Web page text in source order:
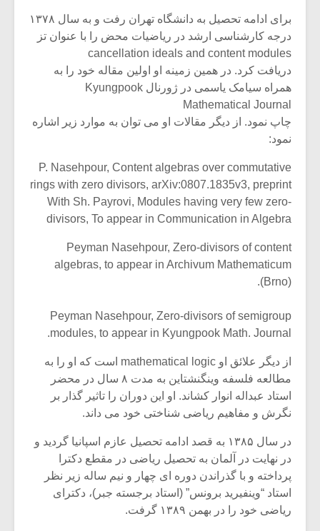
برای ادامه تحصیل به دانشگاه تهران رفت و به سال ۱۳۷۸
درجه کارشناسی ارشد در ریاضیات محض را با عنوان تز
cancellation ideals and content modules
دریافت کرد. در همین زمینه او اولین مقاله خود را به
همراه سیامک یاسمی در ژورنال Kyungpook
Mathematical Journal
چاپ نمود. از دیگر مقالات او می توان به موارد زیر اشاره
نمود:
P. Nasehpour, Content algebras over commutative
rings with zero divisors, arXiv:0807.1835v3, preprint
With Sh. Payrovi, Modules having very few zero-
divisors, To appear in Communication in Algebra
Peyman Nasehpour, Zero-divisors of content
algebras, to appear in Archivum Mathematicum
(Brno).
Peyman Nasehpour, Zero-divisors of semigroup
modules, to appear in Kyungpook Math. Journal.
از دیگر علائق او mathematical logic است که او را به
مطالعه فلسفه وینگنشتاین به مدت ۸ سال در محضر
استاد عبداله انوار کشاند. او این دوران را تاثیر گذار بر
نگرش و مفاهیم ریاضی شناختی خود می داند.
در سال ۱۳۸۵ به قصد ادامه تحصیل عازم اسپانیا گردید و
در نهایت در آلمان به تحصیل ریاضی در مقطع دکترا
پرداخته و با گذراندن دوره ای چهار و نیم ساله زیر نظر
استاد “وینفیرید برونس” (استاد برجسته جبر)، دکترای
ریاضی خود را در بهمن ۱۳۸۹ گرفت.